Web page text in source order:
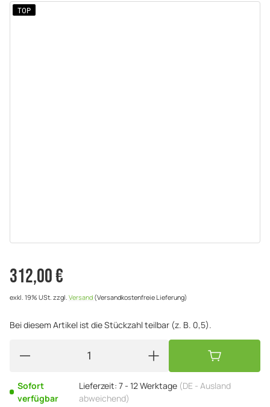
TOP
312,00 €
exkl. 19% USt. zzgl. Versand (Versandkostenfreie Lieferung)
Bei diesem Artikel ist die Stückzahl teilbar (z. B. 0,5).
Sofort
verfügbar
Lieferzeit: 7 - 12 Werktage (DE - Ausland
abweichend)